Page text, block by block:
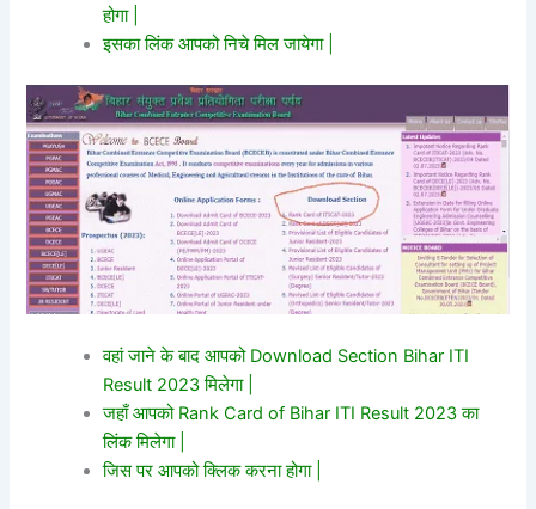
होगा |
इसका लिंक आपको निचे मिल जायेगा
वहां जाने के बाद आपको Download Section Bihar ITI
Result 2023 मिलेगा |
जहाँ आपको Rank Card of Bihar ITI Result 2023 का
लिंक मिलेगा |
जिस पर आपको क्लिक करना होगा |